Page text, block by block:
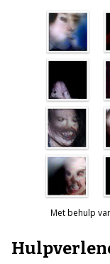
Met behulp